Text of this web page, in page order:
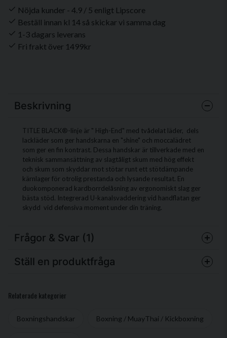
Nöjda kunder - 4.9 / 5 enligt Lipscore
Beställ innan kl 14 så skickar vi samma dag
1-3 dagars leverans
Fri frakt över 1499kr
Beskrivning
TITLE BLACK®-linje är " High-End" med tvådelat läder, dels
lackläder som ger handskarna en "shine" och moccalädret
som ger en fin kontrast. Dessa handskar är tillverkade med en
teknisk sammansättning av slagtåligt skum med hög effekt
och skum som skyddar mot stötar runt ett stötdämpande
kärnlager för otrolig prestanda och lysande resultat. En
duokomponerad kardborrdelåsning av ergonomiskt slag ger
bästa stöd. Integrerad U-kanalsvaddering vid handflatan ger
skydd vid defensiva moment under din träning.
Frågor & Svar (1)
Ställ en produktfråga
Fråga oss något om denna produkten...
Relaterade kategorier
Boxningshandskar Boxning / MuayThai / Kickboxning